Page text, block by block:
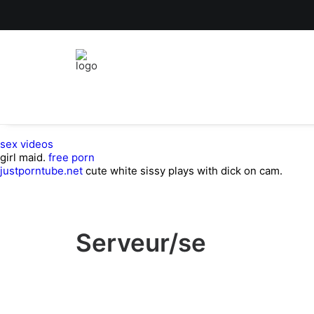
sex videos
girl maid. free porn
justporntube.net cute white sissy plays with dick on cam.
Serveur/se